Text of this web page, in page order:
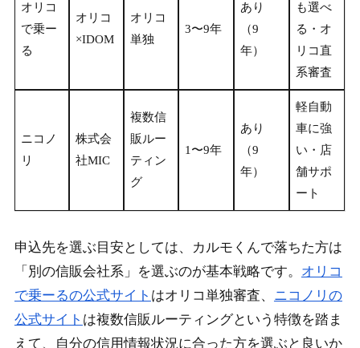
オリコ
で乗ー
る
オリコ
×IDOM
オリコ
単独
3〜9年
あり
（9
年）
も選べ
る・オ
リコ直
系審査
ニコノ
リ
株式会
社MIC
複数信
販ルー
ティン
グ
1〜9年
あり
（9
年）
軽自動
車に強
い・店
舗サポ
ート
申込先を選ぶ目安としては、カルモくんで落ちた方は
「別の信販会社系」を選ぶのが基本戦略です。 オリコ
で乗ーるの公式サイト はオリコ単独審査、 ニコノリの
公式サイト は複数信販ルーティングという特徴を踏ま
えて、自分の信用情報状況に合った方を選ぶと良いか